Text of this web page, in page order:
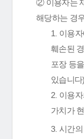
② 이용자는
해당하는 경
1. 이용
훼손된
포장 등
있습니다)
2. 이용
가치가
3. 시간